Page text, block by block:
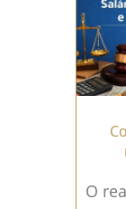
mais
O